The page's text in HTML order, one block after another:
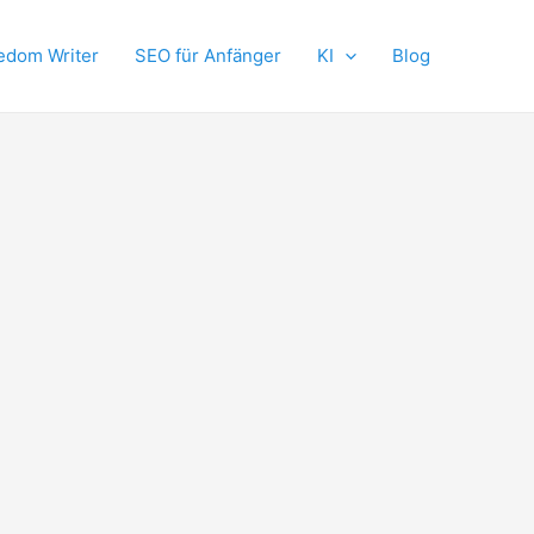
Writer SEO für Anfänger KI Blog